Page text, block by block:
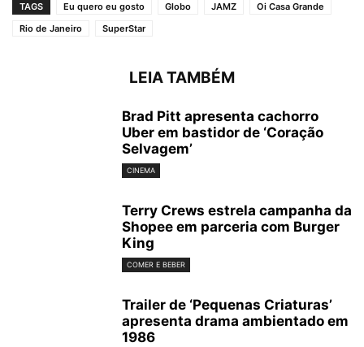
TAGS Eu quero eu gosto Globo JAMZ
Oi Casa Grande
Rio de Janeiro
SuperStar
LEIA TAMBÉM
Brad Pitt apresenta cachorro
Uber em bastidor de ‘Coração
Selvagem’
CINEMA
Terry Crews estrela campanha da
Shopee em parceria com Burger
King
COMER E BEBER
Trailer de ‘Pequenas Criaturas’
apresenta drama ambientado em
1986